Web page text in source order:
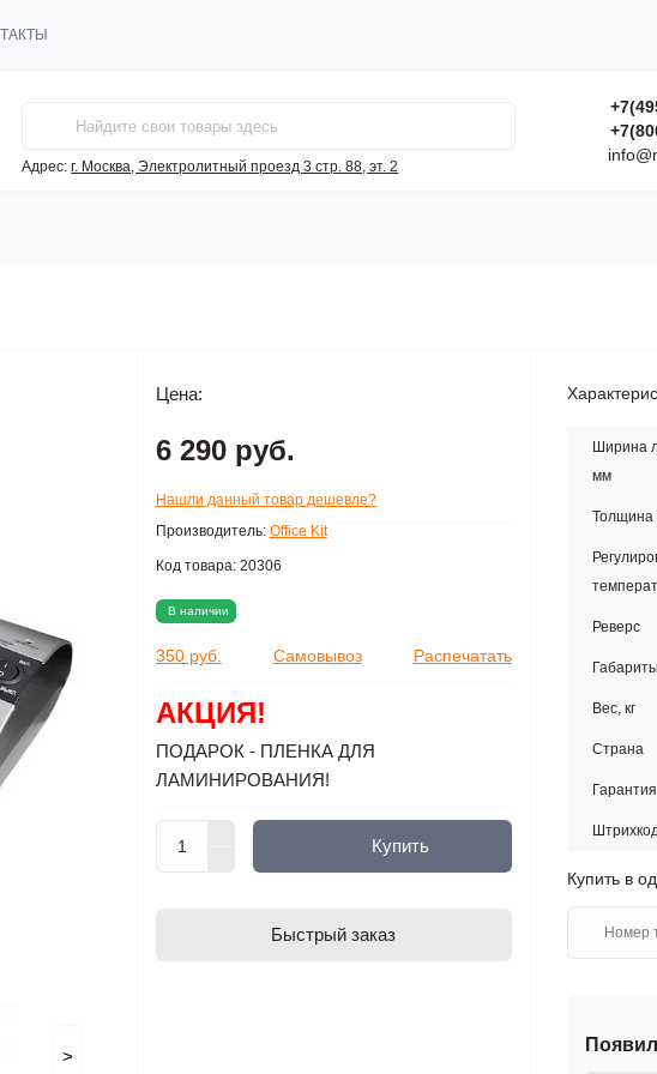
Адрес: г. Москва, Электролитный проезд 3 стр. 88, эт. 2
>
Производитель: Office Kit
Код товара: 20306
В наличии
350 руб. Самовывоз Распечатать
Цена:
6 290 руб.
Нашли данный товар дешевле?
АКЦИЯ!
ПОДАРОК - ПЛЕНКА ДЛЯ
ЛАМИНИРОВАНИЯ!
Купить
Быстрый заказ
Ширина
мм
Толщина
Реверс
Вес, кг
Страна
Гарантия
Купить в